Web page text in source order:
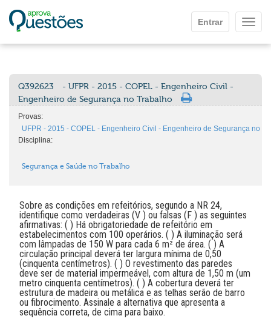
Entrar
Q392623
- UFPR - 2015 - COPEL - Engenheiro Civil -
Engenheiro de Segurança no Trabalho
Provas:
UFPR - 2015 - COPEL - Engenheiro Civil - Engenheiro de Segurança no
Disciplina:
Segurança e Saúde no Trabalho
Sobre as condições em refeitórios, segundo a NR 24,
identifique como verdadeiras (V ) ou falsas (F ) as seguintes
afirmativas: ( ) Há obrigatoriedade de refeitório em
estabelecimentos com 100 operários. ( ) A iluminação será
com lâmpadas de 150 W para cada 6 m² de área. ( ) A
circulação principal deverá ter largura mínima de 0,50
(cinquenta centímetros). ( ) O revestimento das paredes
deve ser de material impermeável, com altura de 1,50 m (um
metro cinquenta centímetros). ( ) A cobertura deverá ter
estrutura de madeira ou metálica e as telhas serão de barro
ou fibrocimento. Assinale a alternativa que apresenta a
sequência correta, de cima para baixo.